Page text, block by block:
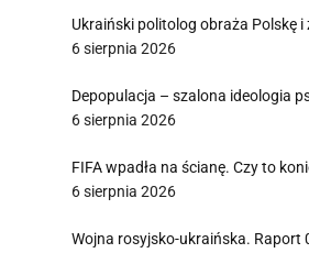
Ukraiński politolog obraża Polskę
6 sierpnia 2026
Depopulacja – szalona ideologia
6 sierpnia 2026
FIFA wpadła na ścianę. Czy to
6 sierpnia 2026
Wojna rosyjsko-ukraińska. Raport